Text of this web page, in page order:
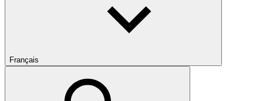
Français